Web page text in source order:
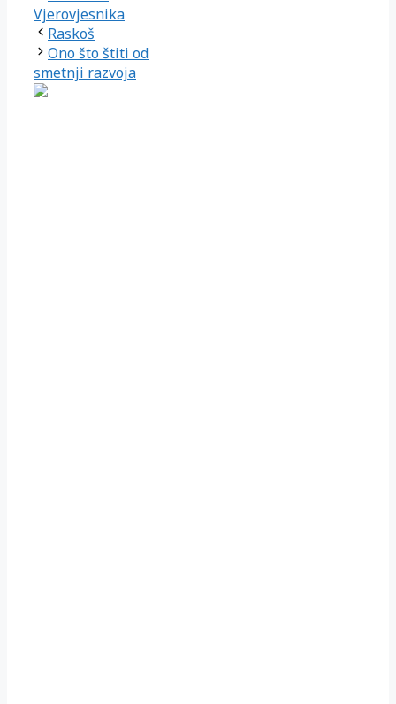
Vjerovjesnika
Raskoš
Ono što štiti od
smetnji razvoja